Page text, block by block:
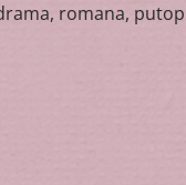
romana,